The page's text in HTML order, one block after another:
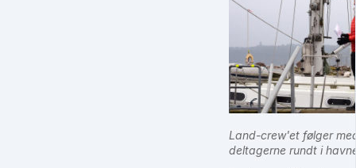
Land-crew'et følger
deltagerne rundt i